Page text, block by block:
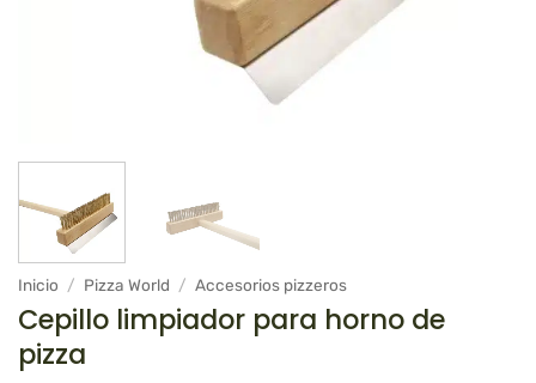
Inicio / Pizza World / Accesorios pizzeros
Cepillo limpiador para horno de
pizza